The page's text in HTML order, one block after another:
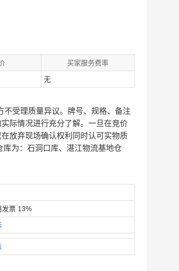
买家服务费率
无
受理质量异议。牌号、规格、备注
际情况进行充分了解。一旦在竞价
放弃现场确认权利同时认可实物质
为：石洞口库、湛江物流基地仓
发票 13%